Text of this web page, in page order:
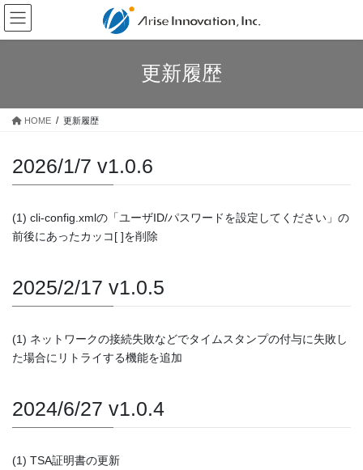
コ
ン
テ
ス
ナ
ビ
ゲ
ン
更新履歴
HOME 更新履歴
2026/1/7 v1.0.6
(1) cli-config.xmlの「ユーザID/パスワードを設定してください」の
前後にあったカッコ[ ]を削除
2025/2/17 v1.0.5
(1) ネットワークの接続失敗などでタイムスタンプの付与に失敗し
た場合にリトライする機能を追加
2024/6/27 v1.0.4
(1) TSA証明書の更新